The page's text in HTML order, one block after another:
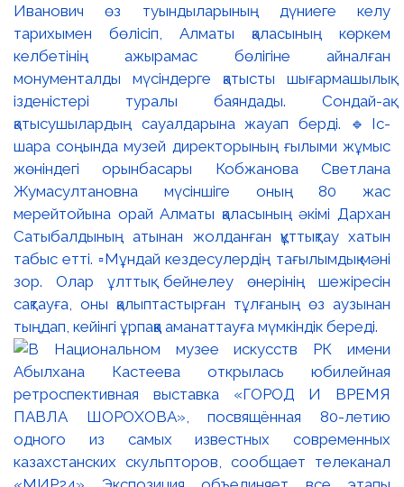
Иванович өз туындыларының дүниеге келу
тарихымен бөлісіп, Алматы қаласының көркем
келбетінің ажырамас бөлігіне айналған
монументалды мүсіндерге қатысты шығармашылық
ізденістері туралы баяндады. Сондай-ақ
қатысушылардың сауалдарына жауап берді. 🔹Іс-
шара соңында музей директорының ғылыми жұмыс
жөніндегі орынбасары Кобжанова Светлана
Жумасултановна мүсіншіге оның 80 жас
мерейтойына орай Алматы қаласының әкімі Дархан
Сатыбалдының атынан жолданған құттықтау хатын
табыс етті. ▫️Мұндай кездесулердің тағылымдық мәні
зор. Олар ұлттық бейнелеу өнерінің шежіресін
сақтауға, оны қалыптастырған тұлғаның өз аузынан
тыңдап, кейінгі ұрпаққа аманаттауға мүмкіндік береді.